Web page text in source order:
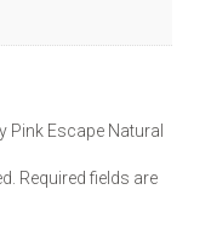
Pink Escape Natural
Required fields are